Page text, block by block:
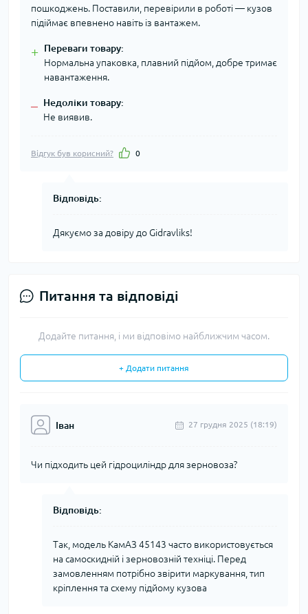
пошкоджень. Поставили, перевірили в роботі — кузов
підіймає впевнено навіть із вантажем.
+ Переваги товару:
Нормальна упаковка, плавний підйом, добре тримає
навантаження.
– Недоліки товару:
Не виявив.
Відгук був корисний? 0
Відповідь:
Дякуємо за довіру до Gidravliks!
Питання та відповіді
Додайте питання, і ми відповімо найближчим часом.
+ Додати питання
Іван 27 грудня 2025 (18:19)
Чи підходить цей гідроциліндр для зерновоза?
Відповідь:
Так, модель КамАЗ 45143 часто використовується
на самоскидній і зерновозній техніці. Перед
замовленням потрібно звірити маркування, тип
кріплення та схему підйому кузова